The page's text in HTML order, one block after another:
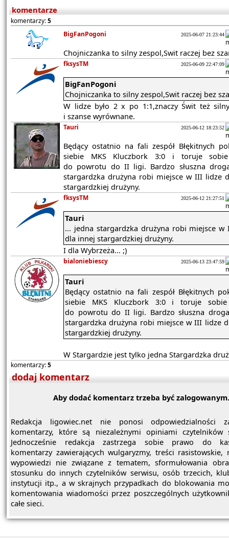
komentarze
komentarzy:5
BigFanPogoni
2025-06-07 21:23:44
Chojniczanka to silny zespol,Swit raczej bez
fksysTM 2025-06-09 22:47:09
BigFanPogoni
Chojniczanka to silny zespol,Swit raczej bez
W lidze było 2 x po 1:1,znaczy Świt też
i szanse wyrównane.
Tauri 2025-06-12 18:23:52
Będący ostatnio na fali zespół Błękitnych
siebie MKS Kluczbork 3:0 i toruje
do powrotu do II ligi. Bardzo słuszna
stargardzka drużyna robi miejsce w III lidze
stargardzkiej drużyny.
fksysTM 2025-06-12 21:27:51
Tauri
... jedna stargardzka drużyna robi miejsce w
dla innej stargardzkiej drużyny.
I dla Wybrzeża... ;)
bialoniebiescy 2025-06-13 23:47:59
Tauri
Będący ostatnio na fali zespół Błękitnych
siebie MKS Kluczbork 3:0 i toruje
do powrotu do II ligi. Bardzo słuszna
stargardzka drużyna robi miejsce w III lidze
stargardzkiej drużyny.
W Stargardzie jest tylko jedna Stargardzka
komentarzy:5
dodaj komentarz
Aby dodać komentarz trzeba być zalogowanym.
Redakcja ligowiec.net nie ponosi odpowiedzialności
komentarzy, które są niezależnymi opiniami czytelników
Jednocześnie redakcja zastrzega sobie prawo do
komentarzy zawierających wulgaryzmy, treści rasistowskie,
wypowiedzi nie związane z tematem, sformułowania
stosunku do innych czytelników serwisu, osób trzecich,
instytucji itp., a w skrajnych przypadkach do blokowania
komentowania wiadomości przez poszczególnych
całe sieci.